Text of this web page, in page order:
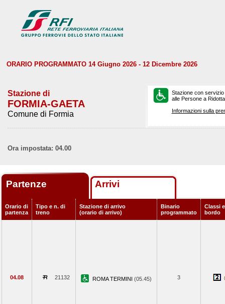
ORARIO PROGRAMMATO 14 Giugno 2026 - 12 Dicembre 2026
Stazione di
FORMIA-GAETA
Comune di Formia
Stazione con
alle Persone a
Informazioni sulla
Ora impostata: 04.00
Partenze Arrivi
Orario di
partenza
Tipo e n. di
treno
Stazione di arrivo
(orario di arrivo)
Binario
programmato
Classi
bordo
04.08 21132 ROMA TERMINI (05.45) 3